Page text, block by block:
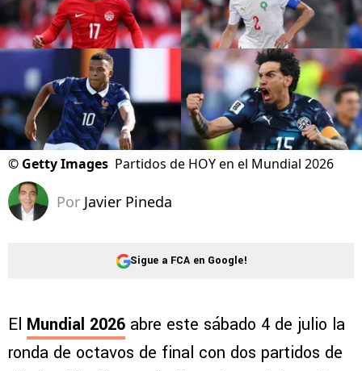
© Getty Images Partidos de HOY en el Mundial 2026
Por Javier Pineda
Sigue a FCA en Google!
El Mundial 2026 abre este sábado 4 de julio la
ronda de octavos de final con dos partidos de